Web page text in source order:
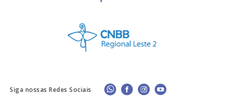
Siga nossas Redes Sociais